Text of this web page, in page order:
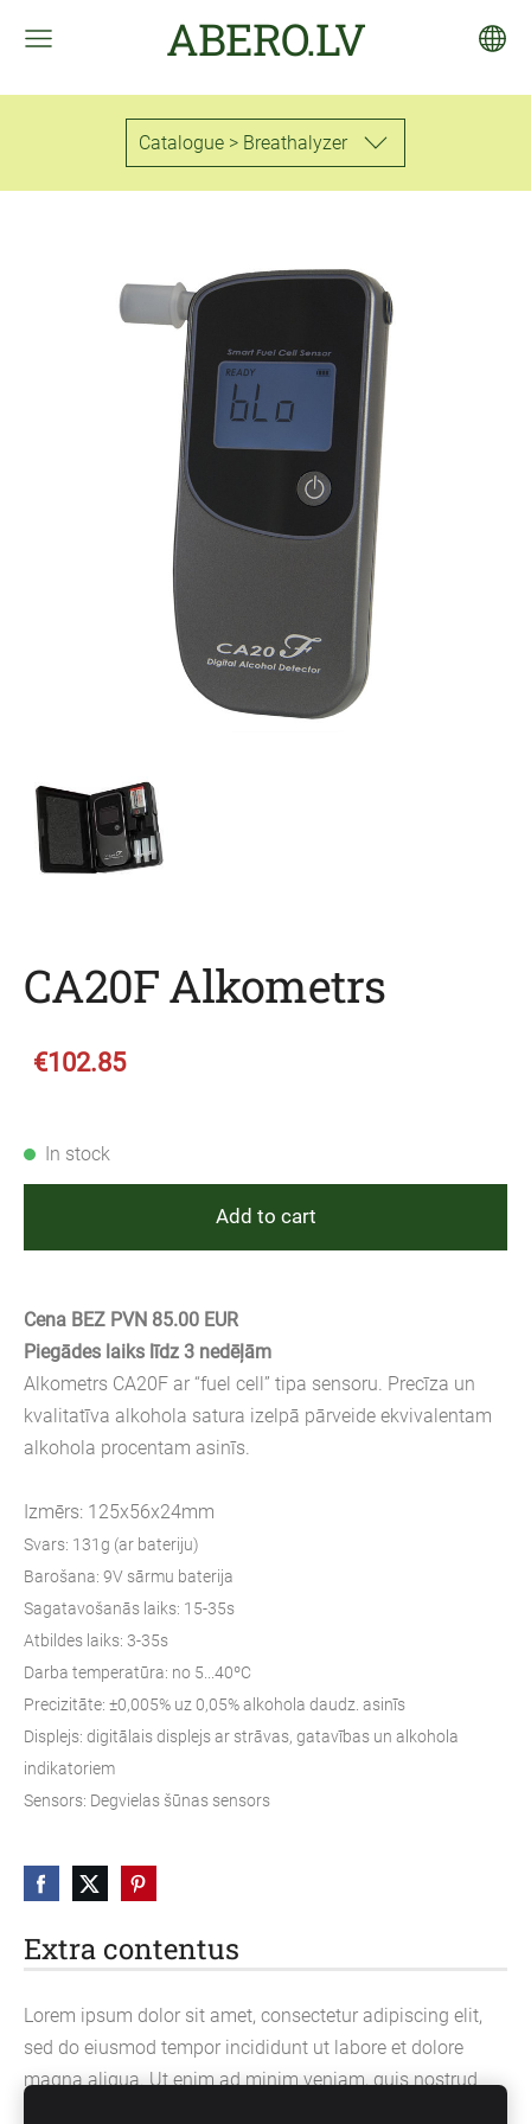
ABERO.LV
Catalogue > Breathalyzer
Extra contentus
Lorem ipsum dolor sit amet, consectetur adipiscing elit,
sed do eiusmod tempor incididunt ut labore et dolore
magna aliqua. Ut enim ad minim veniam, quis nostrud
CA20F Alkometrs
€102.85
In stock
Add to cart
Cena BEZ PVN 85.00 EUR
Piegādes laiks līdz 3 nedēļām
Alkometrs CA20F ar “fuel cell” tipa sensoru. Precīza un
kvalitatīva alkohola satura izelpā pārveide ekvivalentam
alkohola procentam asinīs.
Izmērs: 125x56x24mm
Svars: 131g (ar bateriju)
Barošana: 9V sārmu baterija
Sagatavošanās laiks: 15-35s
Atbildes laiks: 3-35s
Darba temperatūra: no 5...40ºC
Precizitāte: ±0,005% uz 0,05% alkohola daudz. asinīs
Displejs: digitālais displejs ar strāvas, gatavības un alkohola
indikatoriem
Sensors: Degvielas šūnas sensors